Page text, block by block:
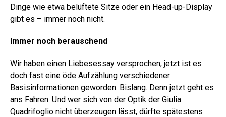
Dinge wie etwa belüftete Sitze oder ein Head-up-Display
gibt es – immer noch nicht.
Immer noch berauschend
Wir haben einen Liebesessay versprochen, jetzt ist es
doch fast eine öde Aufzählung verschiedener
Basisinformationen geworden. Bislang. Denn jetzt geht es
ans Fahren. Und wer sich von der Optik der Giulia
Quadrifoglio nicht überzeugen lässt, dürfte spätestens